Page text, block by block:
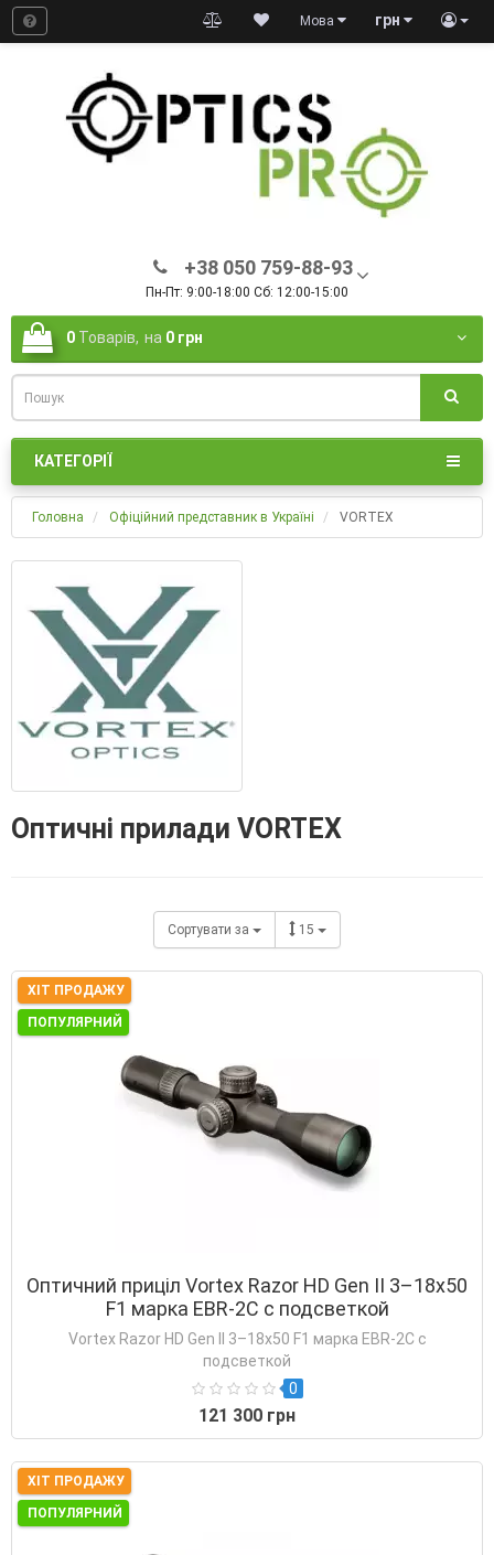
грн
Мова
+38 050 759-88-93
Пн-Пт: 9:00-18:00 Сб: 12:00-15:00
0 Товарів, на 0 грн
КАТЕГОРІЇ
Головна Офіційний представник в Україні VORTEX
Оптичні прилади VORTEX
Сортувати за 15
ХІТ ПРОДАЖУ
ПОПУЛЯРНИЙ
Оптичний приціл Vortex Razor HD Gen II 3–18x50
F1 марка EBR-2C с подсветкой
Vortex Razor HD Gen II 3–18x50 F1 марка EBR-2C с
подсветкой
0
121 300 грн
ХІТ ПРОДАЖУ
ПОПУЛЯРНИЙ